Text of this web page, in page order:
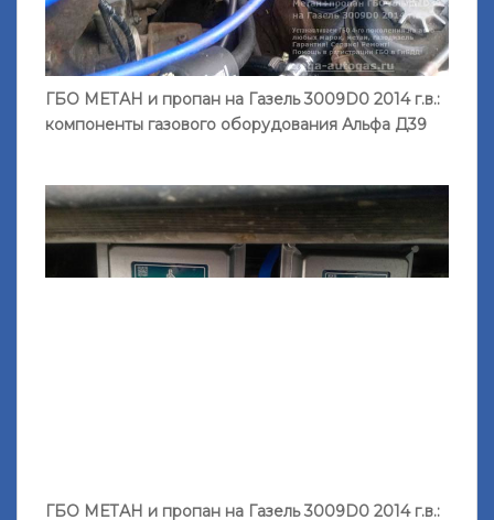
ГБО МЕТАН и пропан на Газель 3009D0 2014 г.в.:
компоненты газового оборудования Альфа Д39
ГБО МЕТАН и пропан на Газель 3009D0 2014 г.в.: